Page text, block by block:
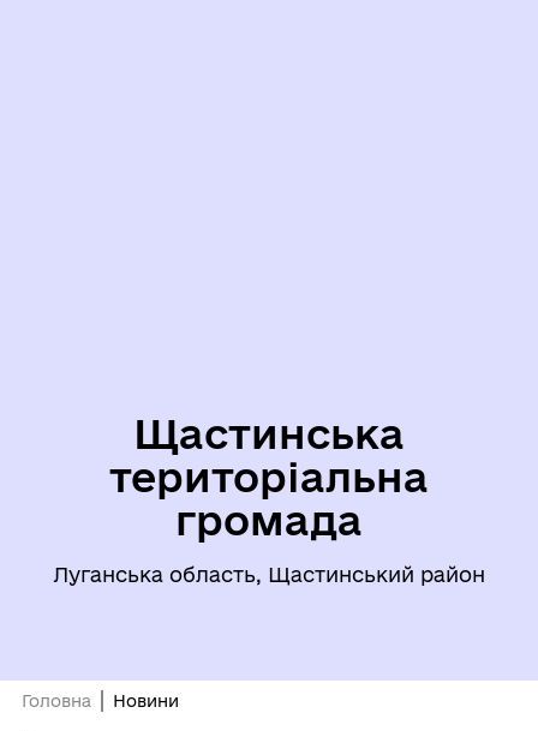
Щастинська
територіальна
громада
Луганська область, Щастинський район
Головна Новини